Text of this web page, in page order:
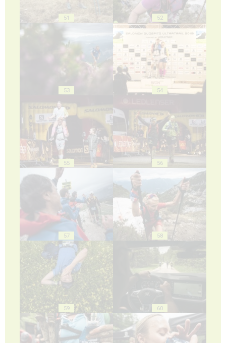
51 52
53 54
55 56
57 58
59 60